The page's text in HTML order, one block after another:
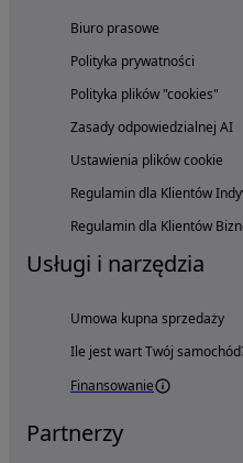
Biuro prasowe
Polityka prywatności
Polityka plików "cookies"
Zasady odpowiedzialnej AI
Ustawienia plików cookie
Regulamin dla Klientów
Regulamin dla Klientów
Usługi i narzędzia
Umowa kupna sprzedaży
Ile jest wart Twój
Finansowanie
Partnerzy